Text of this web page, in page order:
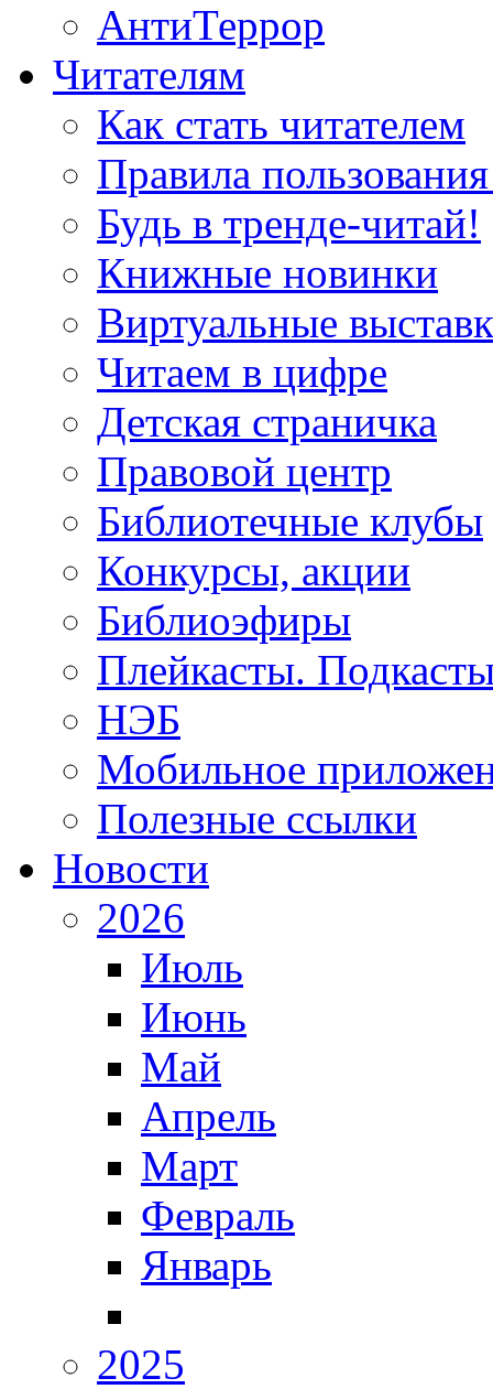
АнтиТеррор
Читателям
Как стать читателем
Правила
Будь в тренде-читай!
Книжные новинки
Виртуальные
Читаем в цифре
Детская страничка
Правовой центр
Библиотечные клубы
Конкурсы, акции
Библиоэфиры
Плейкасты.
НЭБ
Мобильное
Полезные ссылки
Новости
2026
Июль
Июнь
Май
Апрель
Март
Февраль
Январь
2025